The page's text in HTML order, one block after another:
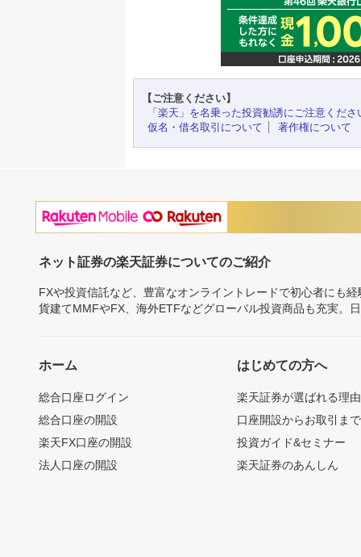
【ご注意ください】
「楽天」を名乗った投資勧誘にご注意くださ
仮名・借名取引について
著作権について
ネット証券の楽天証券についてのご紹介
FXや投資信託など、豊富なオンライントレードで初心者にも
貨建てMMFやFX、海外ETFなどグローバル投資商品も充実。
ホーム
総合口座ログイン
総合口座の開設
楽天FX口座の開設
法人口座の開設
はじめての方へ
楽天証券が選ばれる理由
口座開設からお取引ま
投資ガイド&セミナー
楽天証券のあんしん